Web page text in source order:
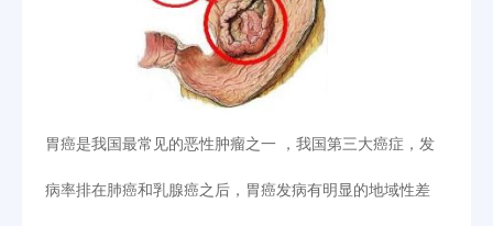
胃癌是我国最常见的恶性肿瘤之一 ，我国第三大癌症，发
病率排在肺癌和乳腺癌之后，胃癌发病有明显的地域性差